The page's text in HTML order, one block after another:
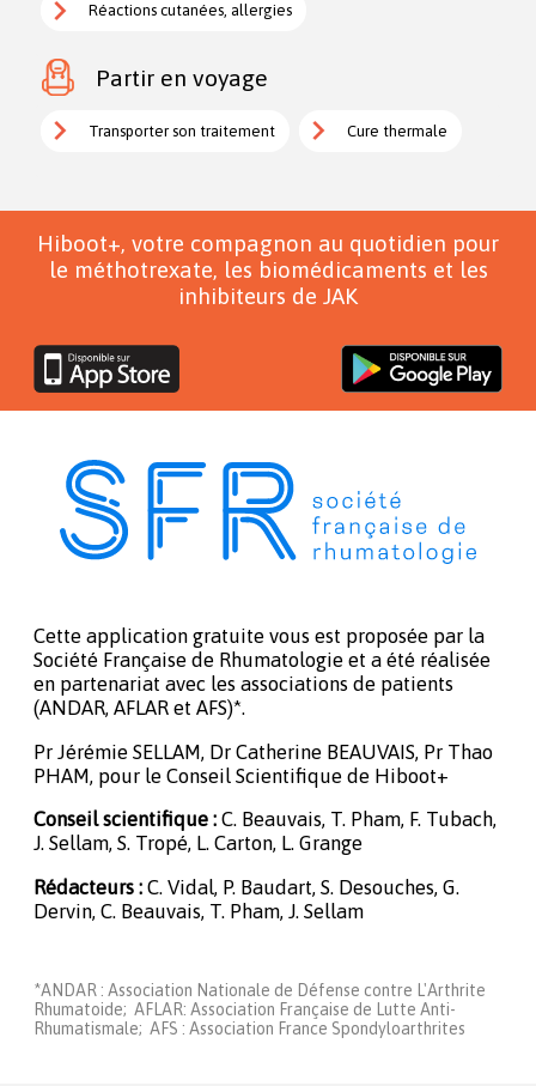
Réactions cutanées, allergies
Partir en voyage
Transporter son traitement Cure thermale
Hiboot+, votre compagnon au quotidien pour
le méthotrexate, les biomédicaments et les
inhibiteurs de JAK
Cette application gratuite vous est proposée par la
Société Française de Rhumatologie et a été réalisée
en partenariat avec les associations de patients
(ANDAR, AFLAR et AFS)*.
Pr Jérémie SELLAM, Dr Catherine BEAUVAIS, Pr Thao
PHAM, pour le Conseil Scientifique de Hiboot+
Conseil scientifique : C. Beauvais, T. Pham, F. Tubach,
J. Sellam, S. Tropé, L. Carton, L. Grange
Rédacteurs : C. Vidal, P. Baudart, S. Desouches, G.
Dervin, C. Beauvais, T. Pham, J. Sellam
*ANDAR : Association Nationale de Défense contre L'Arthrite
Rhumatoide; AFLAR: Association Française de Lutte Anti-
Rhumatismale; AFS : Association France Spondyloarthrites